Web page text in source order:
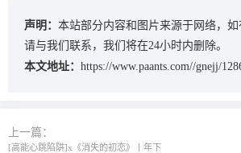
声明： 本站部分内容和图片来源于网络，
请与我们联系，我们将在24小时内删除。
本文地址： https://www.paants.com//gnejj/
上一篇：
[高能心跳陷阱]x《消失的初恋》丨年下